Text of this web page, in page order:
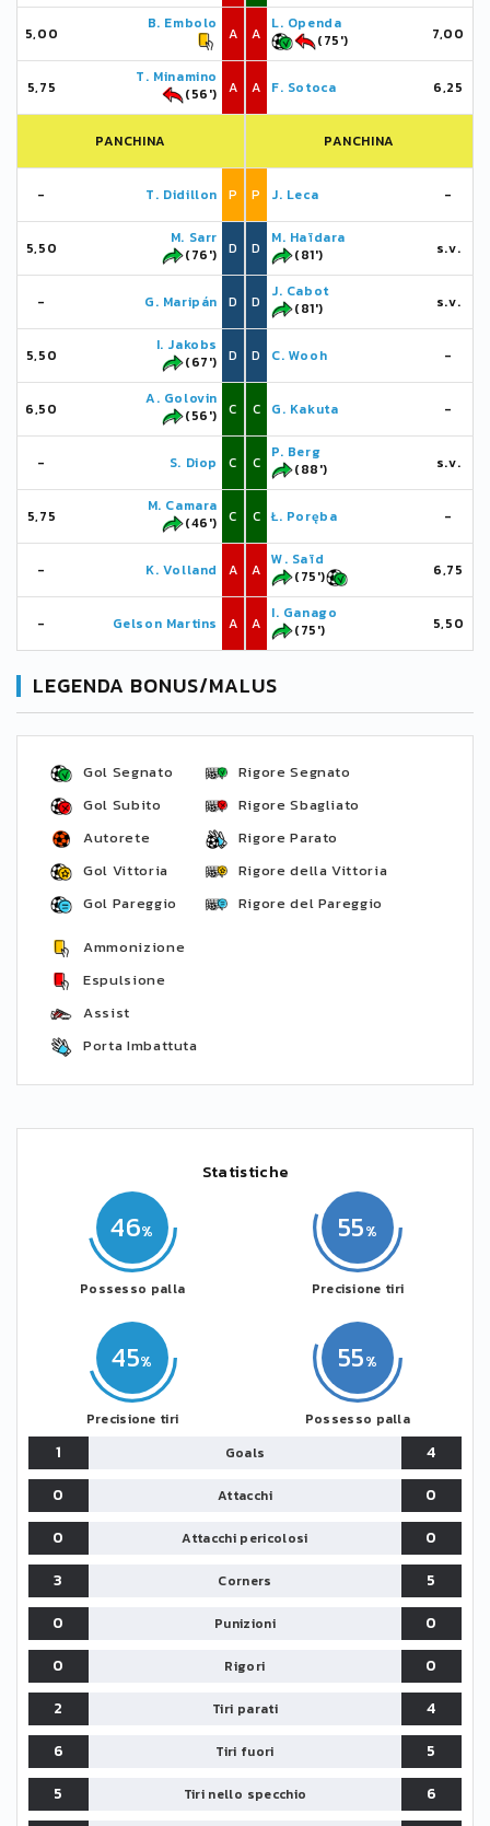
5,00
B. Embolo
A
5,75
T. Minamino
(56')
A
PANCHINA
- T. Didillon P
5,50
M. Sarr
(76')
D
- G. Maripán D
5,50
I. Jakobs
(67')
D
6,50
A. Golovin
(56')
C
- S. Diop C
5,75
M. Camara
(46')
C
- K. Volland A
- Gelson Martins A
A
L. Openda
(75')
7,00
A F. Sotoca 6,25
PANCHINA
P J. Leca -
D
M. Haïdara
(81')
s.v.
D
J. Cabot
(81')
s.v.
D C. Wooh -
C G. Kakuta -
C
P. Berg
(88')
s.v.
C Ł. Poręba -
A
W. Saïd
(75')
6,75
A
I. Ganago
(75')
5,50
LEGENDA BONUS/MALUS
Gol Segnato
Gol Subito
Autorete
Gol Vittoria
Gol Pareggio
Rigore Segnato
Rigore Sbagliato
Rigore Parato
Rigore della Vittoria
Rigore del Pareggio
Ammonizione
Espulsione
Assist
Porta Imbattuta
Statistiche
46
Possesso palla
45
Precisione tiri
55
Possesso palla
55
Precisione tiri
1 Goals
4
0
Attacchi
0
0
Attacchi pericolosi
0
3
Corners
5
0
Punizioni
0
0
Rigori
0
2
Tiri parati
4
6
Tiri fuori
5
5
Tiri nello specchio
6